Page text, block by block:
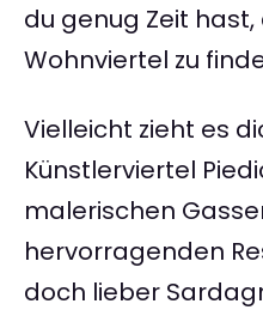
du genug Zeit
Wohnviertel zu
Vielleicht zieht es
Künstlerviertel
malerischen
hervorragenden
doch lieber